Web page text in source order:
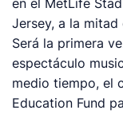
en el MetLife
Jersey, a la
Será la primera
espectáculo
medio tiempo, el
Education Fund